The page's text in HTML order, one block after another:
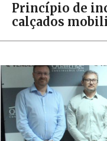
Princípio de
calçados